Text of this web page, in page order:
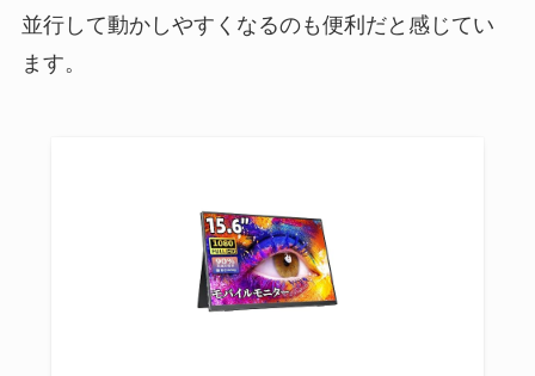
並行して動かしやすくなるのも便利だと感じてい
ます。